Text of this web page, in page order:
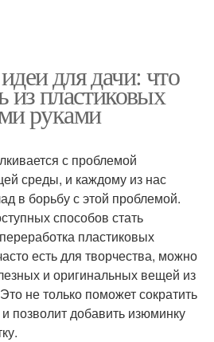
для дачи: что
из пластиковых
руками
с проблемой
среды, и каждому из нас
в борьбу с этой проблемой.
способов стать
пластиковых
есть для творчества, можно
и оригинальных вещей из
не только поможет сократить
позволит добавить изюминку